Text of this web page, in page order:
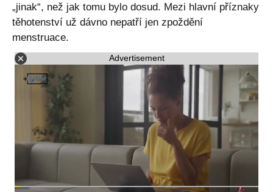
„jinak“, než jak tomu bylo dosud. Mezi hlavní příznaky
těhotenství už dávno nepatří jen zpoždění
menstruace.
Advertisement